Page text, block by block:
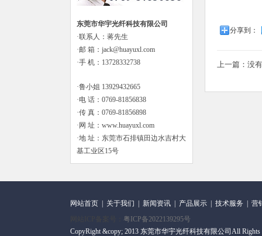
东莞市华宇光纤科技有限公司
·联系人：蒋先生
·邮 箱：jack@huayuxl.com
·手 机：13728332738
·鲁小姐 13929432665
·电 话：0769-81856838
·传 真：0769-81856898
·网 址：www.huayuxl.com
·地 址：东莞市石排镇田边水吉村大
基工业区15号
分享到：
上一篇：没
网站首页 关于我们 新闻资讯 产品展示 技术服务
营
粤ICP备2022139295号
CopyRight &copy; 2013 东莞市华宇光纤科技有限公司All